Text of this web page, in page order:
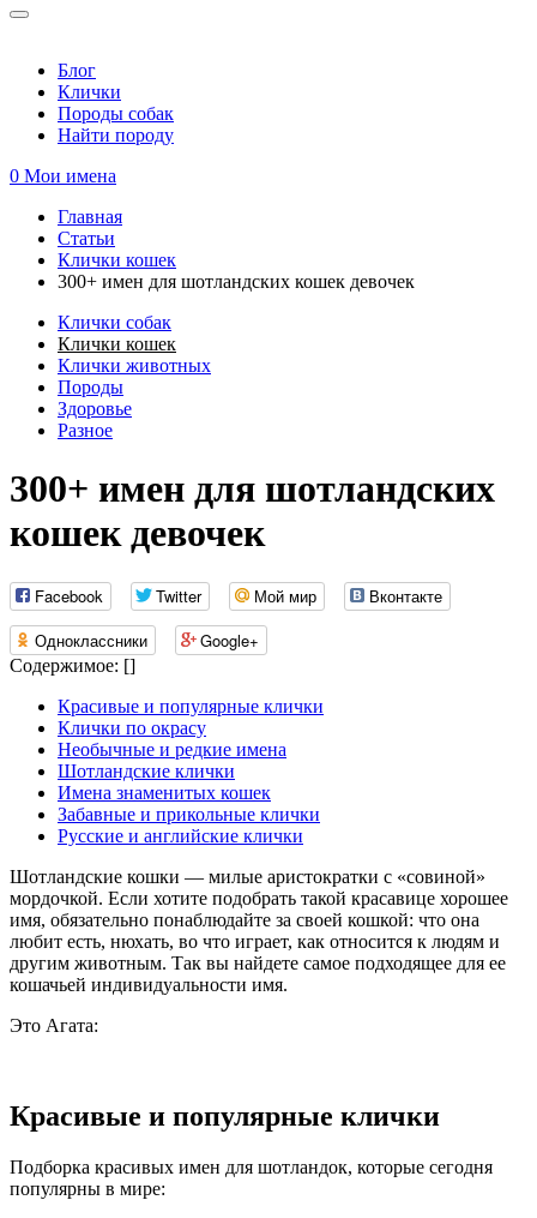
Блог
Клички
Породы собак
Найти породу
0 Мои имена
Вы здесь
Главная
Статьи
Клички кошек
300+ имен для шотландских кошек девочек
Клички собак
Клички кошек
Клички животных
Породы
Здоровье
Разное
300+ имен для шотландских
кошек девочек
Facebook Twitter Мой мир
Вконтакте
Одноклассники
Google+
Содержимое: []
Красивые и популярные клички
Клички по окрасу
Необычные и редкие имена
Шотландские клички
Имена знаменитых кошек
Забавные и прикольные клички
Русские и английские клички
Шотландские кошки — милые аристократки с «совиной»
мордочкой. Если хотите подобрать такой красавице хорошее
имя, обязательно понаблюдайте за своей кошкой: что она
любит есть, нюхать, во что играет, как относится к людям и
другим животным. Так вы найдете самое подходящее для ее
кошачьей индивидуальности имя.
Это Агата:
Красивые и популярные клички
Подборка красивых имен для шотландок, которые сегодня
популярны в мире: